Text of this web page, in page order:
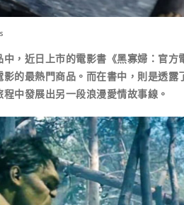
，近日上市的電影書《黑寡婦：官方
的最熱門商品。而在書中，則是透露
中發展出另一段浪漫愛情故事線。